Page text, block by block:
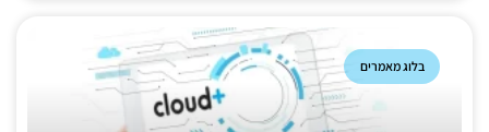
בלוג מאמרים